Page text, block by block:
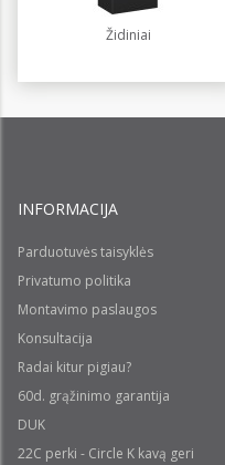
Židiniai
INFORMACIJA
Parduotuvės taisyklės
Privatumo politika
Montavimo paslaugos
Konsultacija
Radai kitur pigiau?
60d. grąžinimo garantija
DUK
22C perki - Circle K kavą geri